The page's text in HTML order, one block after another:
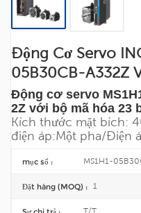
Động Cơ Servo
05B30CB-A332Z
Động cơ servo
2Z với bộ mã hóa 23
Kích thước mặt bích:
điện áp:Một pha/Điện
mục số : MS1H1-
Đặt hàng (MOQ) : 1
T/T